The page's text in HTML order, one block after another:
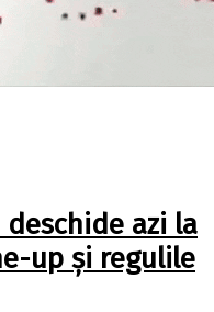
deschide azi la
up și regulile